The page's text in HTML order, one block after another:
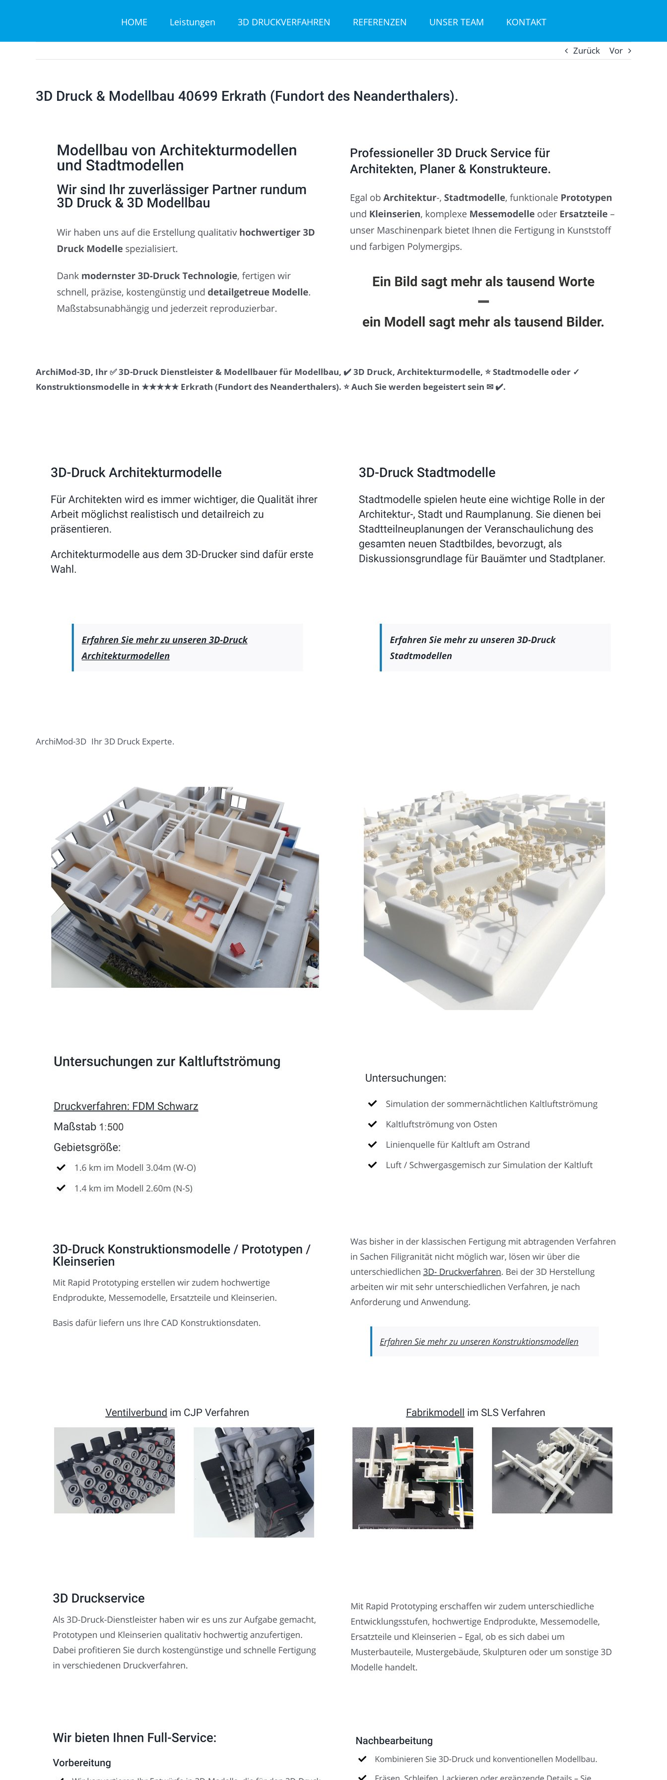
HOME Leistungen 3D DRUCKVERFAHREN REFERENZEN UNSER TEAM KONTAKT
Zurück Vor
3D Druck & Modellbau 40699 Erkrath (Fundort des Neanderthalers).
ArchiMod-3D, Ihr ✅ 3D-Druck Dienstleister & Modellbauer für Modellbau, ✔️ 3D Druck, Architekturmodelle, ⭐ Stadtmodelle oder ✓
Konstruktionsmodelle in ★★★★★ Erkrath (Fundort des Neanderthalers). ⭐ Auch Sie werden begeistert sein ✉ ✔️.
ArchiMod-3D Ihr 3D Druck Experte.